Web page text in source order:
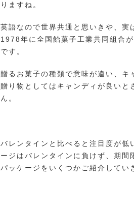
りますね。
英語なので世界共通と思いきや、実
1978年に全国飴菓子工業共同組合
です。
贈るお菓子の種類で意味が違い、
贈り物としてはキャンディが良い
ん。
バレンタインと比べると注目度が低
ージはバレンタインに負けず、期
パッケージをいくつかご紹介してい